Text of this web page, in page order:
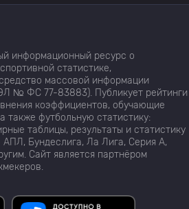
информационный ресурс о
статистике,
массовой информации
№ ФС 77-83883). Публикует рейтинги
коэффициентов, обучающие
также футбольную статистику:
таблицы, результаты и статистику
Бундеслига, Ла Лига, Серия А,
Сайт является партнёром